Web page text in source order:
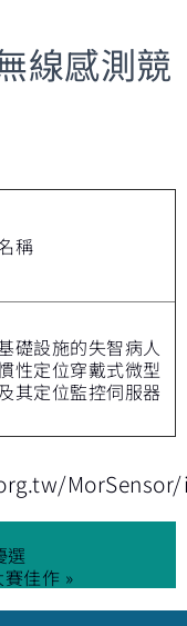
線感測競
稱
礎設施的失智病人
性定位穿戴式微型
其定位監控伺服器
選
佳作 »